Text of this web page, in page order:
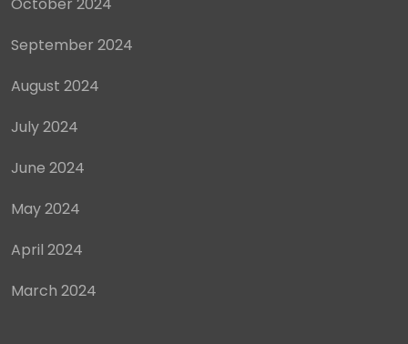
September 2024
August 2024
July 2024
June 2024
May 2024
April 2024
March 2024